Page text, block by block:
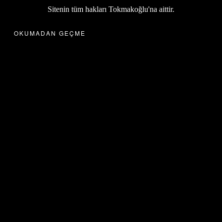
Sitenin tüm hakları Tokmakoğlu'na aittir.
OKUMADAN GEÇME